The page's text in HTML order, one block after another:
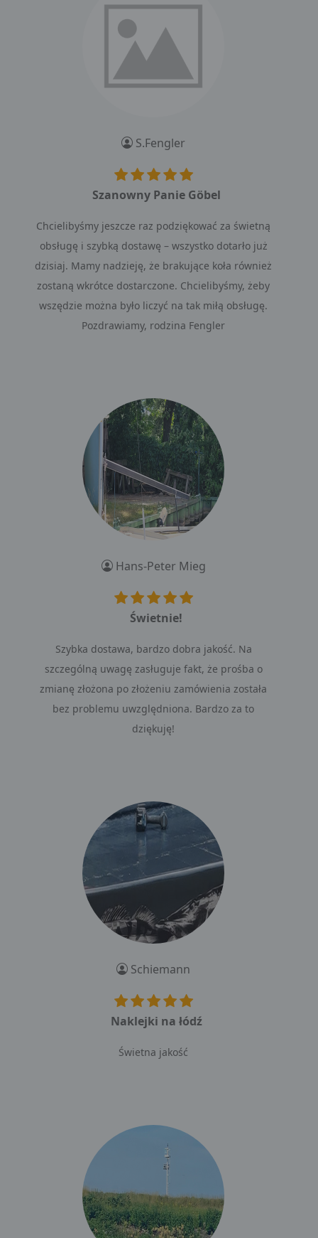
S.Fengler
Szanowny Panie Göbel
Chcielibyśmy jeszcze raz podziękować za świetną
obsługę i szybką dostawę – wszystko dotarło już
dzisiaj. Mamy nadzieję, że brakujące koła również
zostaną wkrótce dostarczone. Chcielibyśmy, żeby
wszędzie można było liczyć na tak miłą obsługę.
Pozdrawiamy, rodzina Fengler
Hans-Peter Mieg
Świetnie!
Szybka dostawa, bardzo dobra jakość. Na
szczególną uwagę zasługuje fakt, że prośba o
zmianę złożona po złożeniu zamówienia została
bez problemu uwzględniona. Bardzo za to
dziękuję!
Schiemann
Naklejki na łódź
Świetna jakość